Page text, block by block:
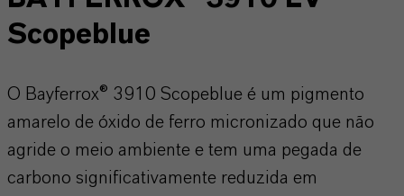
Scopeblue
O Bayferrox® 3910 Scopeblue é um pigmento
amarelo de óxido de ferro micronizado que não
agride o meio ambiente e tem uma pegada de
carbono significativamente reduzida em